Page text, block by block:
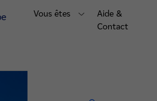
Vous êtes
Aide &
Contact